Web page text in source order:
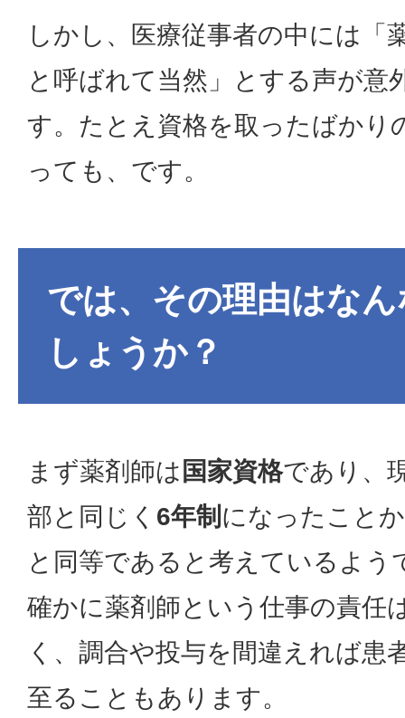
しかし、医療従事者の中には「
と呼ばれて当然」とする声が意
す。たとえ資格を取ったばかり
っても、です。
では、その理由はな
しょうか？
まず薬剤師は 国家資格であり、
部と同じく 6年制 になったこと
と同等であると考えているよう
確かに薬剤師という仕事の責任
く、調合や投与を間違えれば患
至ることもあります。